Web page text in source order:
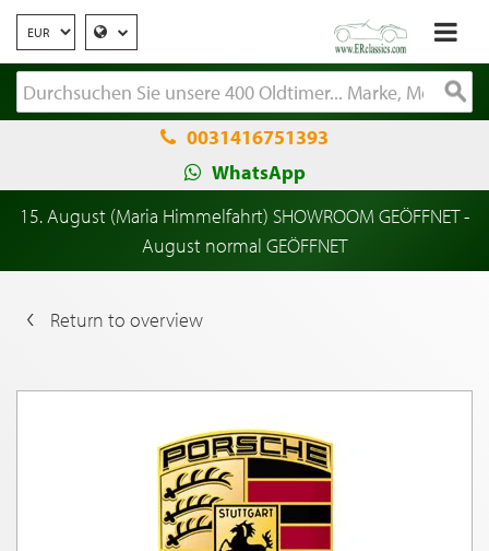
0031416751393
WhatsApp
15. August (Maria Himmelfahrt) SHOWROOM GEÖFFNET -
August normal GEÖFFNET
Return to overview